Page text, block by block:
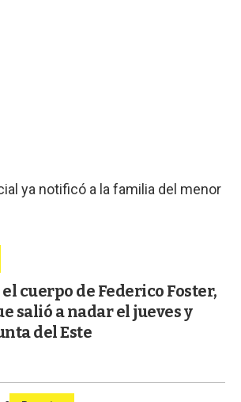
ya notificó a la familia del menor
cuerpo de Federico Foster,
salió a nadar el jueves y
del Este